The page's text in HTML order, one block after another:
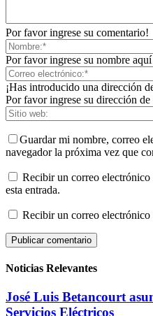
Por favor ingrese su comentario!
Por favor ingrese su nombre aquí
¡Has introducido una dirección
Por favor ingrese su dirección
Guardar mi nombre, correo
navegador la próxima vez que
Recibir un correo electrónico
esta entrada.
Recibir un correo electrónico
Noticias Relevantes
José Luis Betancourt
Servicios Eléctricos